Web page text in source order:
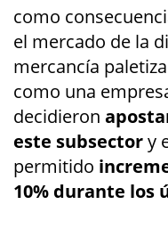
como
el mercado de la
mercancía
como una
decidieron
este subsectory
permitido
10% durante los